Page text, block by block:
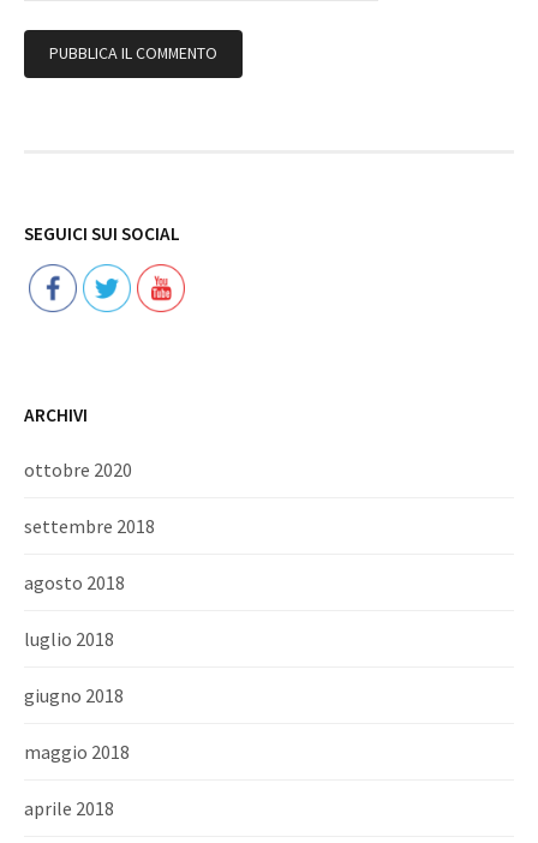
SEGUICI SUI SOCIAL
ARCHIVI
ottobre 2020
settembre 2018
agosto 2018
luglio 2018
giugno 2018
maggio 2018
aprile 2018